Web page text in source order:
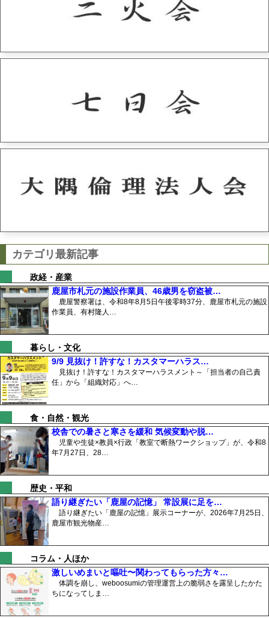
カテゴリ最新記事
政経・産業
鹿屋市札元の施設作業員、46歳男を窃盗被…
鹿屋警察署は、令和8年8月5日午後零時37分、鹿屋市札元の施設
作業員、有村隆人…
暮らし・文化
9/9 見抜け！許すな！カスタマーハラス…
見抜け！許すな！カスタマーハラスメント～「担当者の自己責
任」から「組織対応」へ…
食・自然・観光
校舎での暑さと寒さを緩和 気候変動や脱…
児童や生徒×教員×行政「教室で断熱ワークショップ」が、令和8
年7月27日、28…
歴史・平和
語り継ぎたい「鹿屋の記憶」 常設展に足を…
語り継ぎたい「鹿屋の記憶」展示コーナーが、2026年7月25日、
鹿屋市観光物産…
コラム・人ほか
激しいめまいと嘔吐〜関わってもらった方々…
体調を崩し、weboosumiの管理運営上の脆弱さを露呈したかた
ちになってしま…